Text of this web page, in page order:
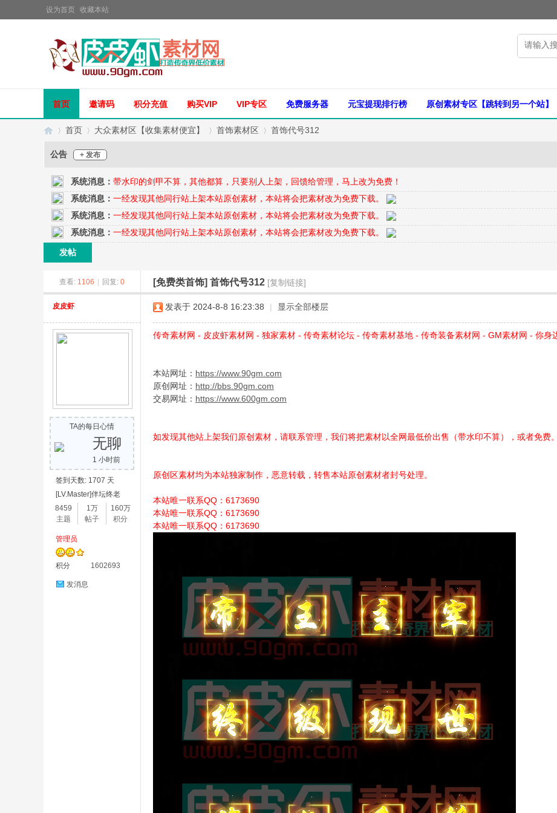
设为首页 收藏本站
首页 邀请码 积分充值 购买VIP VIP专区 免费服务器 元宝提现排行榜 原创素材专区【跳转到另一个站】
素
»
首页
›
大众素材区【收集素材便宜】
›
首饰素材区
›
首饰代号312
公告 + 发布
系统消息： 带水印的剑甲不算，其他都算，只要别人上架，回馈给管理，马上改为免费！
系统消息： 一经发现其他同行站上架本站原创素材，本站将会把素材改为免费下载。
系统消息： 一经发现其他同行站上架本站原创素材，本站将会把素材改为免费下载。
系统消息： 一经发现其他同行站上架本站原创素材，本站将会把素材改为免费下载。
发帖
查看: 1106 回复: 0 [免费类首饰] 首饰代号312 [复制链接]
皮皮虾
TA的每日心情
无聊
1 小时前
签到天数: 1707 天
[LV.Master]伴坛终老
8459
主题
1万
帖子
160万
积分
管理员
积分 1602693
发消息
发表于 2024-8-8 16:23:38 | 显示全部楼层
传奇素材网 - 皮皮虾素材网 - 独家素材 - 传奇素材论坛 - 传奇素材基地 - 传奇装备素材网 - GM素材网 - 你
本站网址： https://www.90gm.com
原创网址： http://bbs.90gm.com
交易网址： https://www.600gm.com
如发现其他站上架我们原创素材，请联系管理，我们将把素材以全网最低价出售（带水印不算），或者免费。
原创区素材均为本站独家制作，恶意转载，转售本站原创素材者封号处理。
本站唯一联系QQ：6173690
本站唯一联系QQ：6173690
本站唯一联系QQ：6173690